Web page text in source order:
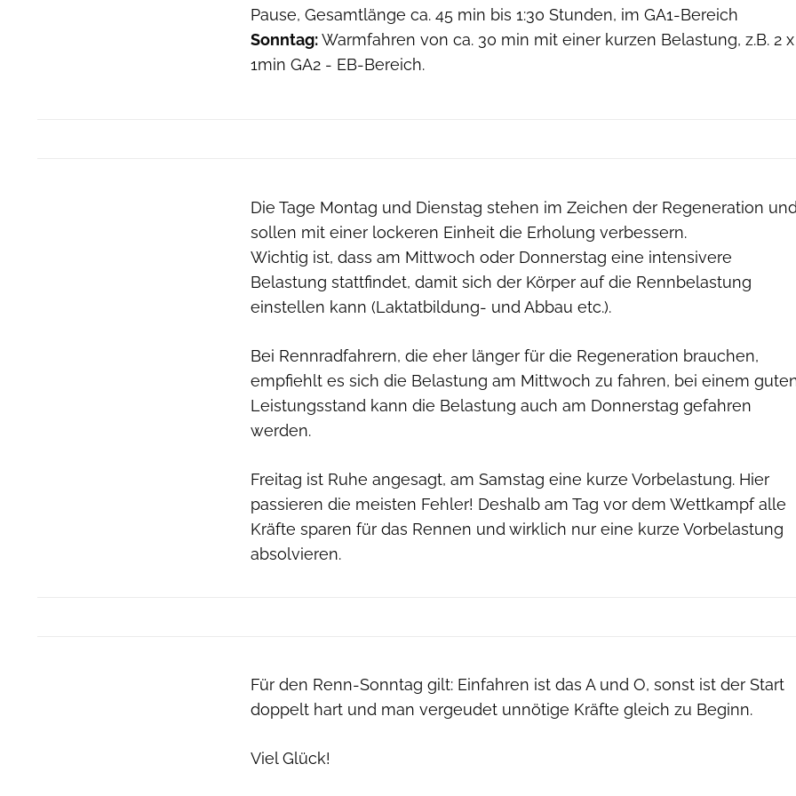
Pause, Gesamtlänge ca. 45 min bis 1:30 Stunden, im GA1-Bereich
Sonntag:Warmfahren von ca. 30 min mit einer kurzen Belastung, z.B. 2 x
1min GA2 - EB-Bereich.
Die Tage Montag und Dienstag stehen im Zeichen der Regeneration und
sollen mit einer lockeren Einheit die Erholung verbessern.
Wichtig ist, dass am Mittwoch oder Donnerstag eine intensivere
Belastung stattfindet, damit sich der Körper auf die Rennbelastung
einstellen kann (Laktatbildung- und Abbau etc.).
Bei Rennradfahrern, die eher länger für die Regeneration brauchen,
empfiehlt es sich die Belastung am Mittwoch zu fahren, bei einem
Leistungsstand kann die Belastung auch am Donnerstag gefahren
werden.
Freitag ist Ruhe angesagt, am Samstag eine kurze Vorbelastung. Hier
passieren die meisten Fehler! Deshalb am Tag vor dem Wettkampf alle
Kräfte sparen für das Rennen und wirklich nur eine kurze Vorbelastung
absolvieren.
Für den Renn-Sonntag gilt: Einfahren ist das A und O, sonst ist der Start
doppelt hart und man vergeudet unnötige Kräfte gleich zu Beginn.
Viel Glück!